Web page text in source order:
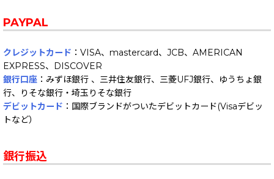
PAYPAL
クレジットカード ：VISA、mastercard、JCB、AMERICAN
EXPRESS、DISCOVER
銀行口座 ：みずほ銀行 、三井住友銀行、三菱UFJ銀行、ゆうちょ銀
行、りそな銀行・埼玉りそな銀行
デビットカード ：国際ブランドがついたデビットカード(Visaデビッ
トなど）
銀行振込